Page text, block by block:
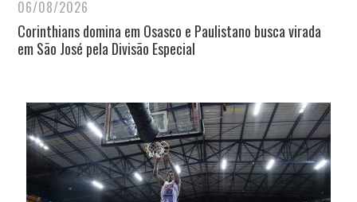
06/08/2026
Corinthians domina em Osasco e Paulistano busca virada
em São José pela Divisão Especial